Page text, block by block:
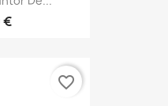
€
favorite_border